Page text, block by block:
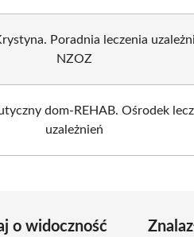
Poradnia leczenia
NZOZ
dom-REHAB. Ośrodek
uzależnień
o widoczność